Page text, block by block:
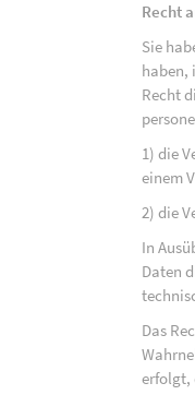
Recht
Sie
haben,
Recht
1) die
einem
2) die
In
Daten
Das
erfolgt,